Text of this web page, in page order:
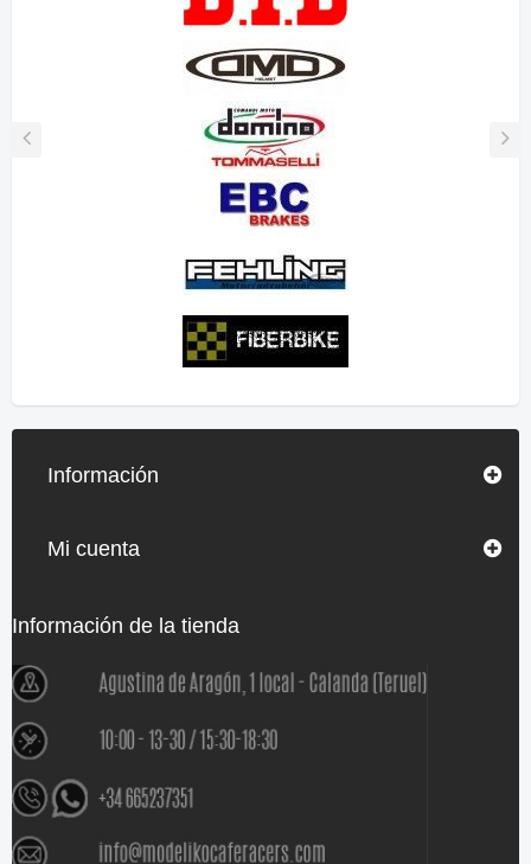
Información
Mi cuenta
Información de la tienda